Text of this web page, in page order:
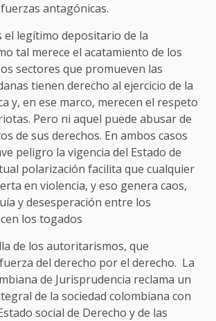
antagónicas.
el legítimo depositario de la
tal merece el acatamiento de los
sectores que promueven las
tienen derecho al ejercicio de la
y, en ese marco, merecen el respeto
Pero ni aquel puede abusar de
de sus derechos. En ambos casos
peligro la vigencia del Estado de
polarización facilita que cualquier
en violencia, y eso genera caos,
y desesperación entre los
los togados
de los autoritarismos, que
del derecho por el derecho. La
de Jurisprudencia reclama un
de la sociedad colombiana con
social de Derecho y de las